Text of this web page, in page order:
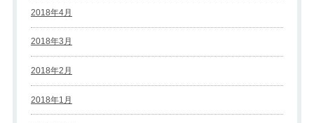
2018年4月
2018年3月
2018年2月
2018年1月